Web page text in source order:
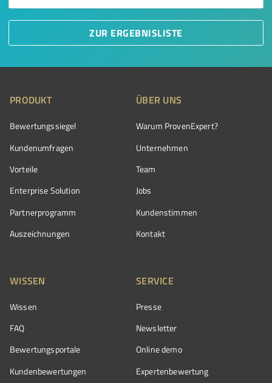
ZUR ERGEBNISLISTE
PRODUKT
Bewertungssiegel
Kundenumfragen
Vorteile
Enterprise Solution
Partnerprogramm
Auszeichnungen
ÜBER UNS
Warum ProvenExpert?
Unternehmen
Team
Jobs
Kundenstimmen
Kontakt
WISSEN
Wissen
FAQ
Bewertungsportale
Kundenbewertungen
SERVICE
Presse
Newsletter
Online demo
Expertenbewertung